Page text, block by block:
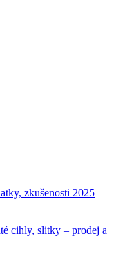
zkušenosti 2025
cihly, slitky – prodej a